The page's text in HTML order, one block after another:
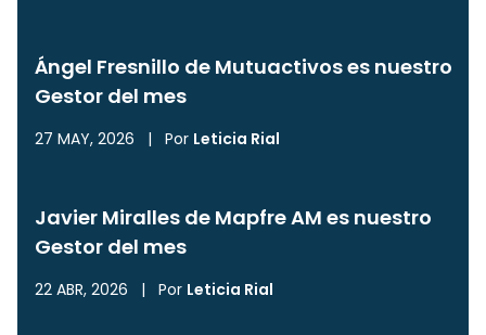
Ángel Fresnillo de Mutuactivos es nuestro
Gestor del mes
27 MAY, 2026 | Por Leticia Rial
Javier Miralles de Mapfre AM es nuestro
Gestor del mes
22 ABR, 2026 | Por Leticia Rial